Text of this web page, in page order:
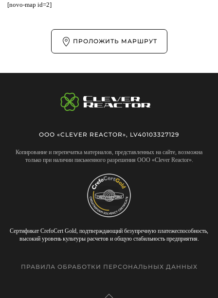
[novo-map id=2]
ПРОЛОЖИТЬ МАРШРУТ
ООО «CLEVER REACTOR», LV40103327129
Копирование и перепечатка материалов, представленных на сайте, возможна
только при наличии письменного разрешения ООО «Clever Reactor».
Сертификат CrefoCert Gold, подтверждающий безупречную платежеспособность,
высокий уровень культуры расчетов и общую стабильность предприятия.
ПРАВИЛА ОБРАБОТКИ ПЕРСОНАЛЬНЫХ ДАННЫХ